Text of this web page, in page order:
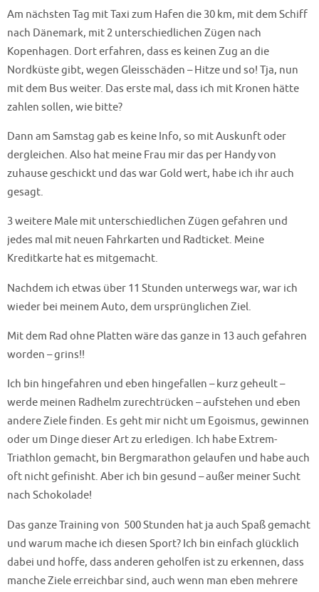
Am nächsten Tag mit Taxi zum Hafen die 30 km, mit dem Schiff
nach Dänemark, mit 2 unterschiedlichen Zügen nach
Kopenhagen. Dort erfahren, dass es keinen Zug an die
Nordküste gibt, wegen Gleisschäden – Hitze und so! Tja, nun
mit dem Bus weiter. Das erste mal, dass ich mit Kronen hätte
zahlen sollen, wie bitte?
Dann am Samstag gab es keine Info, so mit Auskunft oder
dergleichen. Also hat meine Frau mir das per Handy von
zuhause geschickt und das war Gold wert, habe ich ihr auch
gesagt.
3 weitere Male mit unterschiedlichen Zügen gefahren und
jedes mal mit neuen Fahrkarten und Radticket. Meine
Kreditkarte hat es mitgemacht.
Nachdem ich etwas über 11 Stunden unterwegs war, war ich
wieder bei meinem Auto, dem ursprünglichen Ziel.
Mit dem Rad ohne Platten wäre das ganze in 13 auch gefahren
worden – grins!!
Ich bin hingefahren und eben hingefallen – kurz geheult –
werde meinen Radhelm zurechtrücken – aufstehen und eben
andere Ziele finden. Es geht mir nicht um Egoismus, gewinnen
oder um Dinge dieser Art zu erledigen. Ich habe Extrem-
Triathlon gemacht, bin Bergmarathon gelaufen und habe auch
oft nicht gefinisht. Aber ich bin gesund – außer meiner Sucht
nach Schokolade!
Das ganze Training von 500 Stunden hat ja auch Spaß gemacht
und warum mache ich diesen Sport? Ich bin einfach glücklich
dabei und hoffe, dass anderen geholfen ist zu erkennen, dass
manche Ziele erreichbar sind, auch wenn man eben mehrere